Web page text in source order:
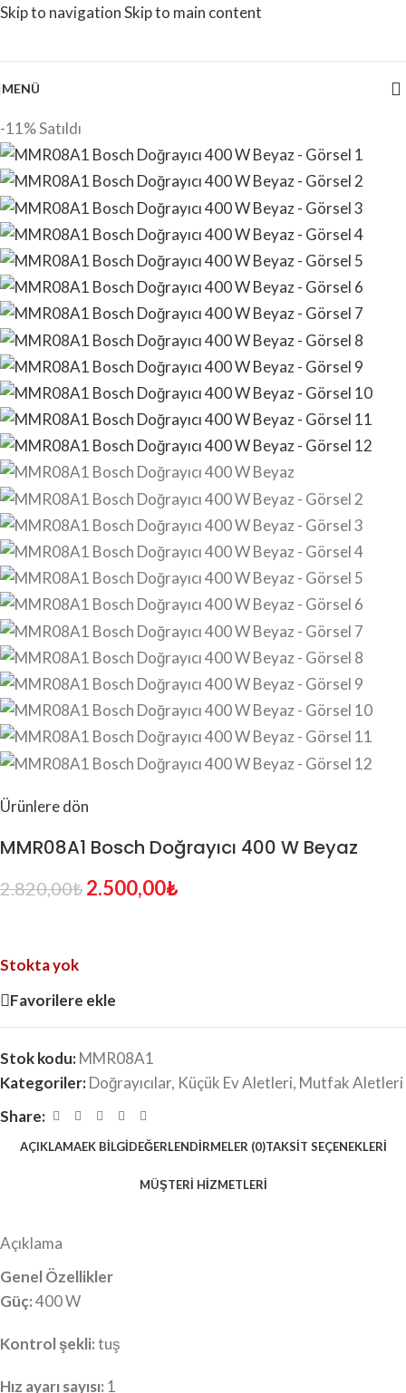
Skip to navigationSkip to main content
MENÜ
-11%Satıldı
Ürünlere dön
MMR08A1 Bosch Doğrayıcı 400 W Beyaz
2.820,00₺ 2.500,00₺
Stokta yok
Favorilere ekle
Stok kodu:MMR08A1
Kategoriler:Doğrayıcılar, Küçük Ev Aletleri, Mutfak Aletleri
Share:
AÇIKLAMAEK BILGIDEĞERLENDIRMELER (0)TAKSIT SEÇENEKLERI
MÜŞTERI HIZMETLERI
Açıklama
Genel Özellikler
Güç:400 W
Kontrol şekli:tuş
Hız ayarı sayısı: 1